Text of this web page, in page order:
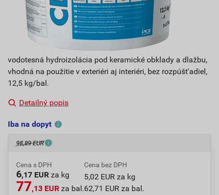
vodotesná hydroizolácia pod keramické obklady a dlažbu,
vhodná na použitie v exteriéri aj interiéri, bez rozpúšt'adiel,
12,5 kg/bal.
Detailný popis
Iba na dopyt
98,89 EUR
Cena s DPH
6,17 EUR za kg
77,13 EUR za bal.
Cena bez DPH
5,02 EUR za kg
62,71 EUR za bal.